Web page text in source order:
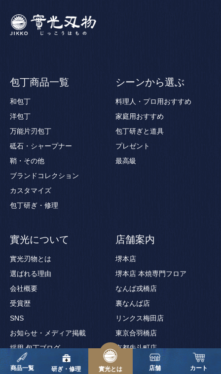
包丁商品一覧
和包丁
洋包丁
万能片刃包丁
砥石・シャープナー
鞘・その他
ブランドコレクション
カスタマイズ
包丁研ぎ・修理
シーンから選ぶ
料理人・プロ用おすすめ
家庭用おすすめ
包丁研ぎと道具
プレゼント
最高級
實光について
實光刃物とは
選ばれる理由
会社概要
受賞歴
SNS
お知らせ・メディア掲載
採用 包丁ブログ
店舗案内
堺本店
堺本店 本焼専門フロア
なんば戎橋店
裏なんば店
リンクス梅田店
東京合羽橋店
京都先斗町店
京都錦寺町店
商品一覧 研ぎ・修理 實光とは 店舗 カート